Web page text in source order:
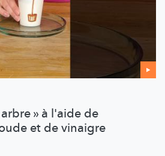
» à l'aide de
et de vinaigre